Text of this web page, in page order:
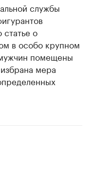
службы
статье о
в особо крупном
помещены
мера